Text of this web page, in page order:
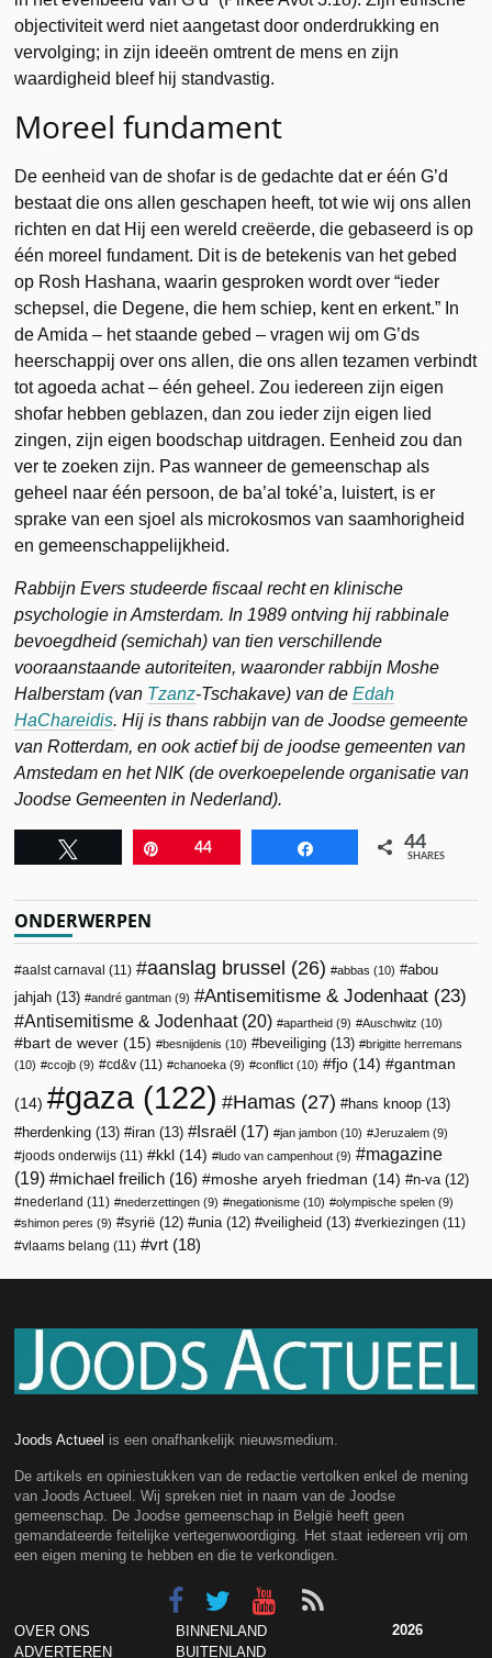
objectiviteit werd niet aangetast door onderdrukking en
vervolging; in zijn ideeën omtrent de mens en zijn
waardigheid bleef hij standvastig.
Moreel fundament
De eenheid van de shofar is de gedachte dat er één G’d
bestaat die ons allen geschapen heeft, tot wie wij ons allen
richten en dat Hij een wereld creëerde, die gebaseerd is op
één moreel fundament. Dit is de betekenis van het gebed
op Rosh Hashana, waarin gesproken wordt over “ieder
schepsel, die Degene, die hem schiep, kent en erkent.” In
de Amida – het staande gebed – vragen wij om G’ds
heerschappij over ons allen, die ons allen tezamen verbindt
tot agoeda achat – één geheel. Zou iedereen zijn eigen
shofar hebben geblazen, dan zou ieder zijn eigen lied
zingen, zijn eigen boodschap uitdragen. Eenheid zou dan
ver te zoeken zijn. Pas wanneer de gemeenschap als
geheel naar één persoon, de ba’al toké’a, luistert, is er
sprake van een sjoel als microkosmos van saamhorigheid
en gemeenschappelijkheid.
Rabbijn Evers studeerde fiscaal recht en klinische
psychologie in Amsterdam. In 1989 ontving hij rabbinale
bevoegdheid (semichah) van tien verschillende
vooraanstaande autoriteiten, waaronder rabbijn Moshe
Halberstam (van Tzanz-Tschakave) van deEdah
HaChareidis. Hij is thans rabbijn van de Joodse gemeente
van Rotterdam, en ook actief bij de joodse gemeenten van
Amstedam en het NIK (de overkoepelende organisatie van
Joodse Gemeenten in Nederland).
Pin44 44
SHARES
ONDERWERPEN
aalst carnaval (11) aanslag brussel (26) abbas (10)
abou
jahjah (13) andré gantman (9) Antisemitisme & Jodenhaat (23)
Antisemitisme & Jodenhaat(20) apartheid (9) Auschwitz (10)
bart de wever (15) besnijdenis (10) beveiliging (13)
brigitte herremans
(10)
ccojb (9) cd&v (11) chanoeka (9) conflict (10) fjo (14) gantman
(14) gaza (122) Hamas (27) hans knoop (13)
herdenking (13) iran (13) Israël (17) jan jambon (10) Jeruzalem (9)
joods onderwijs (11) kkl (14) ludo van campenhout (9)
magazine
(19)
michael freilich (16) moshe aryeh friedman (14) n-va (12)
nederland (11) nederzettingen (9) negationisme (10) olympische spelen (9)
shimon peres (9) syrië (12) unia (12) veiligheid (13) verkiezingen (11)
vlaams belang (11) vrt (18)
Joods Actueel is een onafhankelijk nieuwsmedium.
De artikels en opiniestukken van de redactie vertolken enkel de mening
van Joods Actueel. Wij spreken niet in naam van de Joodse
gemeenschap. De Joodse gemeenschap in België heeft geen
gemandateerde feitelijke vertegenwoordiging. Het staat iedereen vrij om
een eigen mening te hebben en die te verkondigen.
OVER ONS
ADVERTEREN
BINNENLAND
BUITENLAND
2026